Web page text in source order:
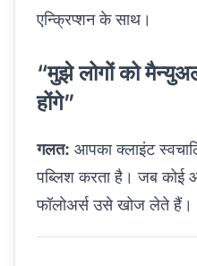
एन्क्रिप्शन के साथ।
“मुझे लोगों को
होंगे”
गलत: आपका क्लाइंट
पब्लिश करता है। जब कोई
फॉलोअर्स उसे खोज लेते हैं।